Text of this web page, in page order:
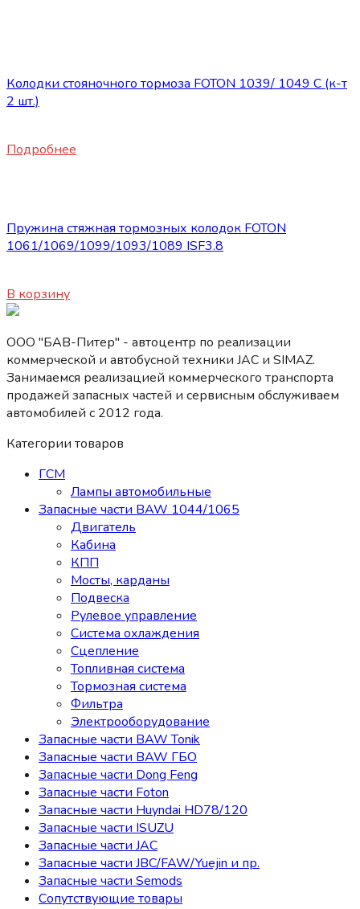
Колодки стояночного тормоза FOTON 1039/ 1049 C (к-т
2 шт.)
Подробнее
Пружина стяжная тормозных колодок FOTON
1061/1069/1099/1093/1089 ISF3.8
В корзину
ООО "БАВ-Питер" - автоцентр по реализации
коммерческой и автобусной техники JAC и SIMAZ.
Занимаемся реализацией коммерческого транспорта
продажей запасных частей и сервисным обслуживаем
автомобилей c 2012 года.
Категории товаров
ГСМ
Лампы автомобильные
Запасные части BAW 1044/1065
Двигатель
Кабина
КПП
Мосты, карданы
Подвеска
Рулевое управление
Система охлаждения
Сцепление
Топливная система
Тормозная система
Фильтра
Электрооборудование
Запасные части BAW Tonik
Запасные части BAW ГБО
Запасные части Dong Feng
Запасные части Foton
Запасные части Huyndai HD78/120
Запасные части ISUZU
Запасные части JAC
Запасные части JBC/FAW/Yuejin и пр.
Запасные части Semods
Сопутствующие товары